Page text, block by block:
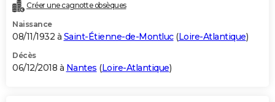
Créer une cagnotte obsèques
Naissance
08/11/1932 à Saint-Étienne-de-Montluc(Loire-Atlantique)
Décès
06/12/2018 à Nantes (Loire-Atlantique)